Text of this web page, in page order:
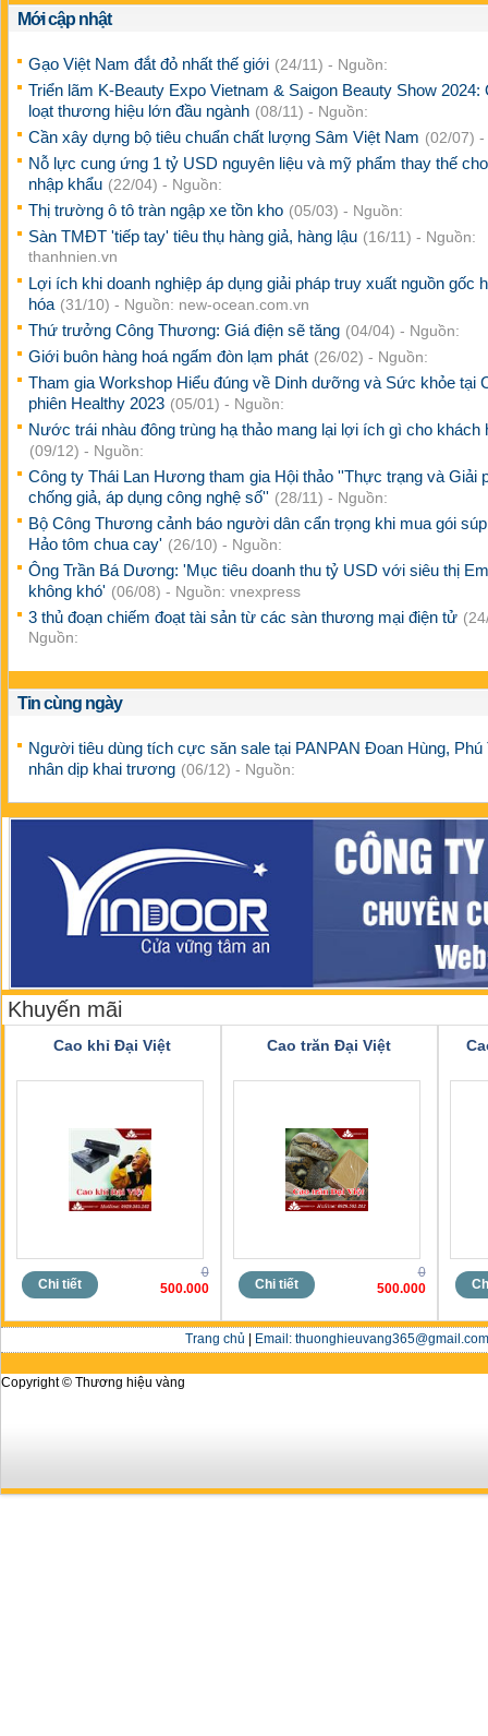
Mới cập nhật
Gạo Việt Nam đắt đỏ nhất thế giới (24/11) - Nguồn:
Triển lãm K-Beauty Expo Vietnam & Saigon Beauty Show 2024:
loạt thương hiệu lớn đầu ngành (08/11) - Nguồn:
Cần xây dựng bộ tiêu chuẩn chất lượng Sâm Việt Nam (02/07)
Nỗ lực cung ứng 1 tỷ USD nguyên liệu và mỹ phẩm thay thế
nhập khẩu (22/04) - Nguồn:
Thị trường ô tô tràn ngập xe tồn kho (05/03) - Nguồn:
Sàn TMĐT 'tiếp tay' tiêu thụ hàng giả, hàng lậu (16/11) - Nguồn:
thanhnien.vn
Lợi ích khi doanh nghiệp áp dụng giải pháp truy xuất nguồn gốc
hóa (31/10) - Nguồn: new-ocean.com.vn
Thứ trưởng Công Thương: Giá điện sẽ tăng (04/04) - Nguồn:
Giới buôn hàng hoá ngấm đòn lạm phát (26/02) - Nguồn:
Tham gia Workshop Hiểu đúng về Dinh dưỡng và Sức khỏe tại
phiên Healthy 2023 (05/01) - Nguồn:
Nước trái nhàu đông trùng hạ thảo mang lại lợi ích gì cho khách
(09/12) - Nguồn:
Công ty Thái Lan Hương tham gia Hội thảo ''Thực trạng và Giải
chống giả, áp dụng công nghệ số'' (28/11) - Nguồn:
Bộ Công Thương cảnh báo người dân cẩn trọng khi mua gói
Hảo tôm chua cay' (26/10) - Nguồn:
Ông Trần Bá Dương: 'Mục tiêu doanh thu tỷ USD với siêu thị
không khó' (06/08) - Nguồn: vnexpress
3 thủ đoạn chiếm đoạt tài sản từ các sàn thương mại điện tử
Nguồn:
Tin cùng ngày
Người tiêu dùng tích cực săn sale tại PANPAN Đoan Hùng, Phú
nhân dịp khai trương (06/12) - Nguồn:
Khuyến mãi
Cao khỉ Đại Việt
Chi tiết
0
500.000
Cao trăn Đại Việt
Chi tiết
0
500.000
Trang chủ Email:
Copyright © Thương hiệu vàng